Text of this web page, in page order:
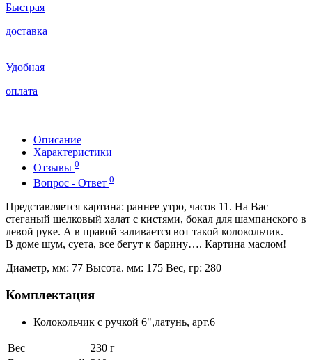
Быстрая
доставка
Удобная
оплата
Описание
Характеристики
Отзывы 0
Вопрос - Ответ 0
Представляется картина: раннее утро, часов 11. На Вас
стеганый шелковый халат с кистями, бокал для шампанского в
левой руке. А в правой заливается вот такой колокольчик.
В доме шум, суета, все бегут к барину…. Картина маслом!
Диаметр, мм: 77 Высота. мм: 175 Вес, гр: 280
Комплектация
Колокольчик с ручкой 6",латунь, арт.6
Вес
230 г